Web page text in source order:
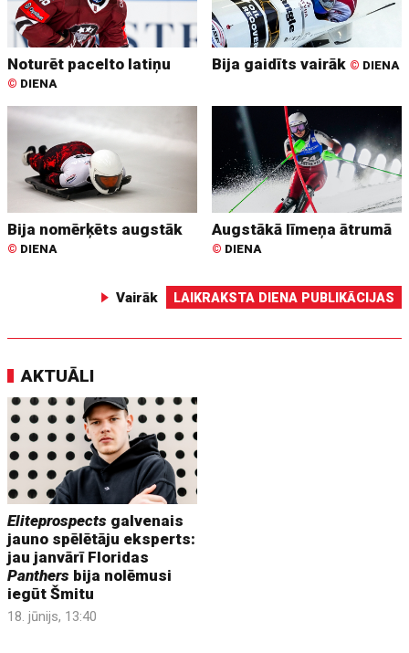
Noturēt pacelto latiņu
© DIENA
Bija gaidīts vairāk © DIENA
Bija nomērķēts augstāk
© DIENA
Augstākā līmeņa ātrumā
© DIENA
Vairāk LAIKRAKSTA DIENA PUBLIKĀCIJAS
AKTUĀLI
Eliteprospects galvenais
jauno spēlētāju eksperts:
jau janvārī Floridas
Panthers bija nolēmusi
iegūt Šmitu
18. jūnijs, 13:40